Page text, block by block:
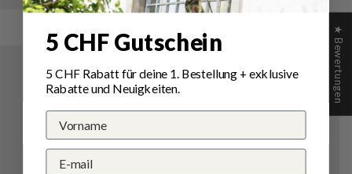
★ Bewertungen
5 CHF Gutschein
5 CHF Rabatt für deine 1. Bestellung+ exklusive
Rabatte und Neuigkeiten.